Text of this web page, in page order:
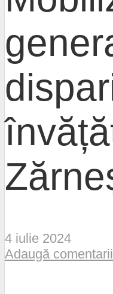
4 iulie 2024
Adaugă comentarii